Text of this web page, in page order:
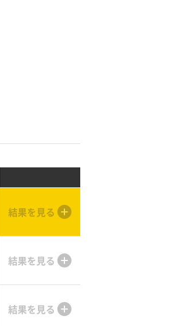
結果を見る
結果を見る
結果を見る